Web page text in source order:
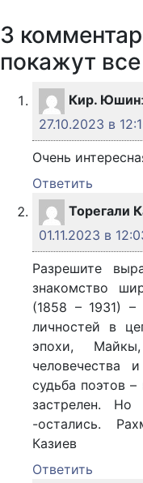
3
покажут
Кир. Юшин:
27.10.2023 в
Очень
Ответить
Торегали
01.11.2023 в
Разрешите
знакомство
(1858 – 1931)
личностей в
эпохи,
человечества
судьба поэтов
застрелен.
-остались.
Казиев
Ответить